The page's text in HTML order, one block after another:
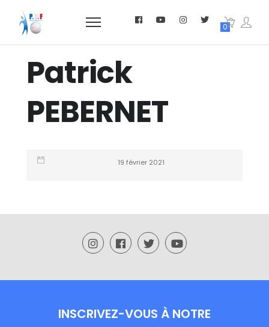
0
Patrick
PEBERNET
19 février 2021
INSCRIVEZ-VOUS À NOTRE